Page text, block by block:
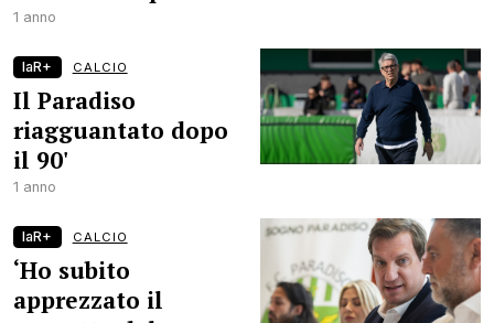
1 anno
laR+ CALCIO
Il Paradiso
riagguantato dopo
il 90'
1 anno
laR+ CALCIO
‘Ho subito
apprezzato il